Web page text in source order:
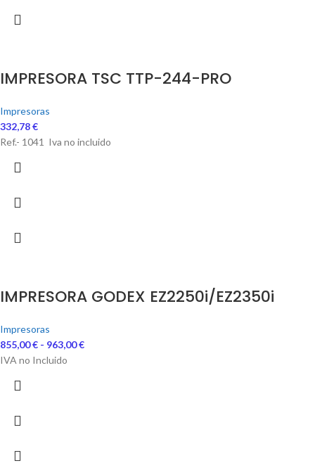
IMPRESORA TSC TTP-244-PRO
Impresoras
332,78€
Ref.- 1041 Iva no incluido
IMPRESORA GODEX EZ2250i/EZ2350i
Impresoras
855,00€ - 963,00€
IVA no Incluido